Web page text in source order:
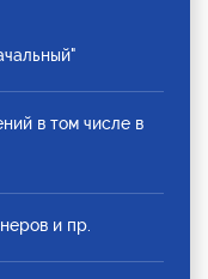
в том числе в
и пр.